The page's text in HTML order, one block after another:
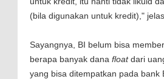
(bila digunakan untuk kredit),"
Sayangnya, BI belum bisa
berapa banyak dana floatdari
yang bisa ditempatkan pada bank